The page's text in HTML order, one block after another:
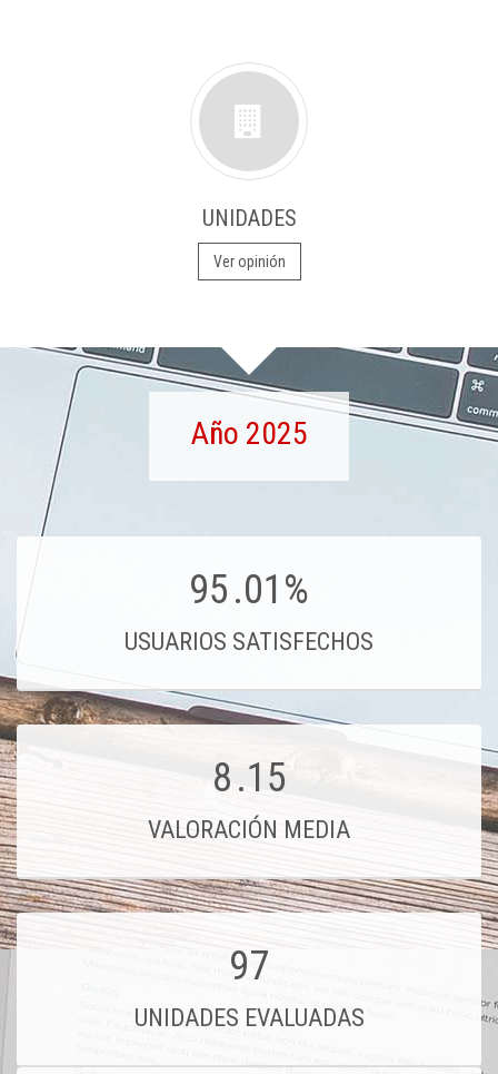
UNIDADES
Ver opinión
Año 2025
95.01%
USUARIOS SATISFECHOS
8.15
VALORACIÓN MEDIA
97
UNIDADES EVALUADAS